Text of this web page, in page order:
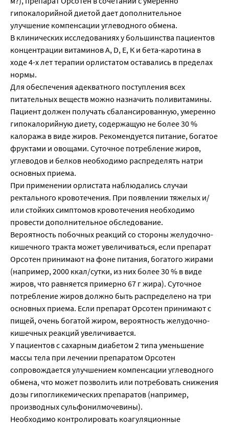
гипокалорийной диетой дает дополнительное
улучшение компенсации углеводного обмена.
В клинических исследованиях у большинства пациентов
концентрации витаминов A, D, Е, К и бета-каротина в
ходе 4-х лет терапии орлистатом оставались в пределах
нормы.
Для обеспечения адекватного поступления всех
питательных веществ можно назначить поливитамины.
Пациент должен получать сбалансированную, умеренно
гипокалорийную диету, содержащую не более 30 %
калоража в виде жиров. Рекомендуется питание, богатое
фруктами и овощами. Суточное потребление жиров,
углеводов и белков необходимо распределять натри
основных приема.
При применении орлистата наблюдались случаи
ректального кровотечения. При появлении тяжелых и/
или стойких симптомов кровотечения необходимо
провести дополнительное обследование.
Вероятность побочных реакций со стороны желудочно-
кишечного тракта может увеличиваться, если препарат
Орсотен принимают на фоне питания, богатого жирами
(например, 2000 ккал/сутки, из них более 30 % в виде
жиров, что равняется примерно 67 г жира). Суточное
потребление жиров должно быть распределено на три
основных приема. Если препарат Орсотен принимают с
пищей, очень богатой жиром, вероятность желудочно-
кишечных реакций увеличивается.
У пациентов с сахарным диабетом 2 типа уменьшение
массы тела при лечении препаратом Орсотен
сопровождается улучшением компенсации углеводного
обмена, что может позволить или потребовать снижения
дозы гипогликемических препаратов (например,
производных сульфонилмочевины).
Необходимо контролировать коагуляционные